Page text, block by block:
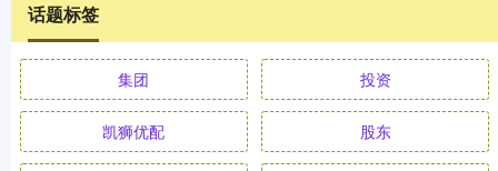
话题标签
集团 投资
凯狮优配 股东